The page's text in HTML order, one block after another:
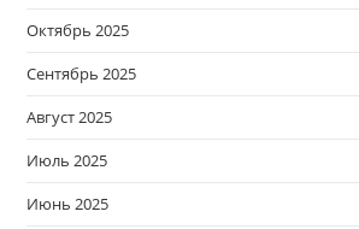
Октябрь 2025
Сентябрь 2025
Август 2025
Июль 2025
Июнь 2025